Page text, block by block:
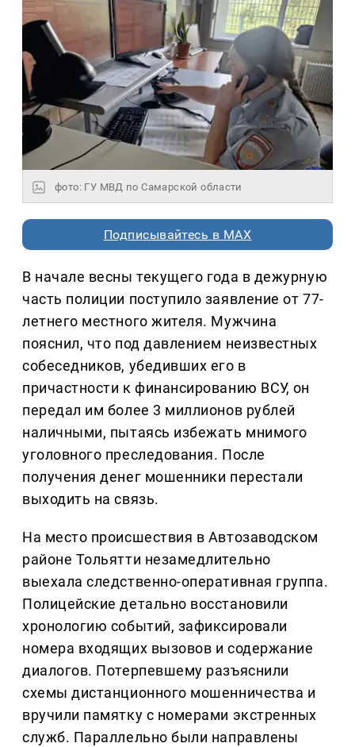
фото: ГУ МВД по Самарской области
Подписывайтесь в MAX
В начале весны текущего года в дежурную
часть полиции поступило заявление от 77-
летнего местного жителя. Мужчина
пояснил, что под давлением неизвестных
собеседников, убедивших его в
причастности к финансированию ВСУ, он
передал им более 3 миллионов рублей
наличными, пытаясь избежать мнимого
уголовного преследования. После
получения денег мошенники перестали
выходить на связь.
На место происшествия в Автозаводском
районе Тольятти незамедлительно
выехала следственно-оперативная группа.
Полицейские детально восстановили
хронологию событий, зафиксировали
номера входящих вызовов и содержание
диалогов. Потерпевшему разъяснили
схемы дистанционного мошенничества и
вручили памятку с номерами экстренных
служб. Параллельно были направлены